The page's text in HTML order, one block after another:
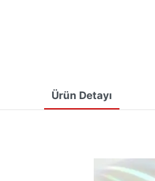
Ürün Detayı